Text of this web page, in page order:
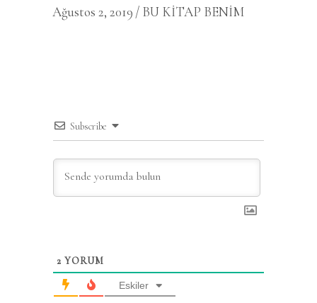
Ağustos 2, 2019 BU KİTAP BENİM
Subscribe
2 YORUM
Eskiler